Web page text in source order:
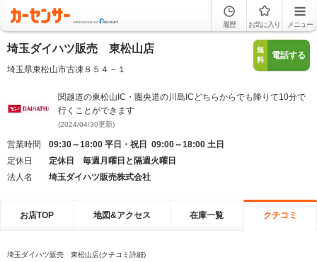
履歴 お気に入り メニュー
埼玉ダイハツ販売 東松山店
埼玉県東松山市古凍８５４－１
無
料
電話する
関越道の東松山IC・圏央道の川島ICどちらからでも降りて10分で
行くことができます
(2024/04/30更新)
営業時間
09:30～18:00 平日・祝日 09:00～18:00 土日
定休日
定休日 毎週月曜日と隔週火曜日
法人名
埼玉ダイハツ販売株式会社
お店TOP 地図&アクセス 在庫一覧 クチコミ
埼玉ダイハツ販売 東松山店(クチコミ詳細)